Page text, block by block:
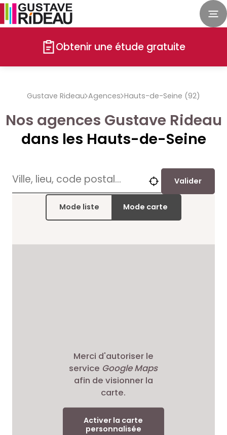
Obtenir une étude gratuite
Gustave Rideau Agences Hauts-de-Seine (92)
Nos agences Gustave Rideau
dans les Hauts-de-Seine
Valider
Mode liste Mode carte
Merci d'autoriser le
service Google Maps
afin de visionner la
carte.
Activer la carte
personnalisée